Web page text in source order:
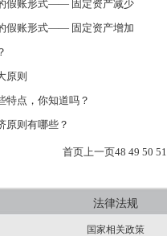
假账形式—— 固定资产减少
假账形式—— 固定资产增加
原则
特点，你知道吗？
原则有哪些？
首页上一页48 49 50 51
法律法规
国家相关政策